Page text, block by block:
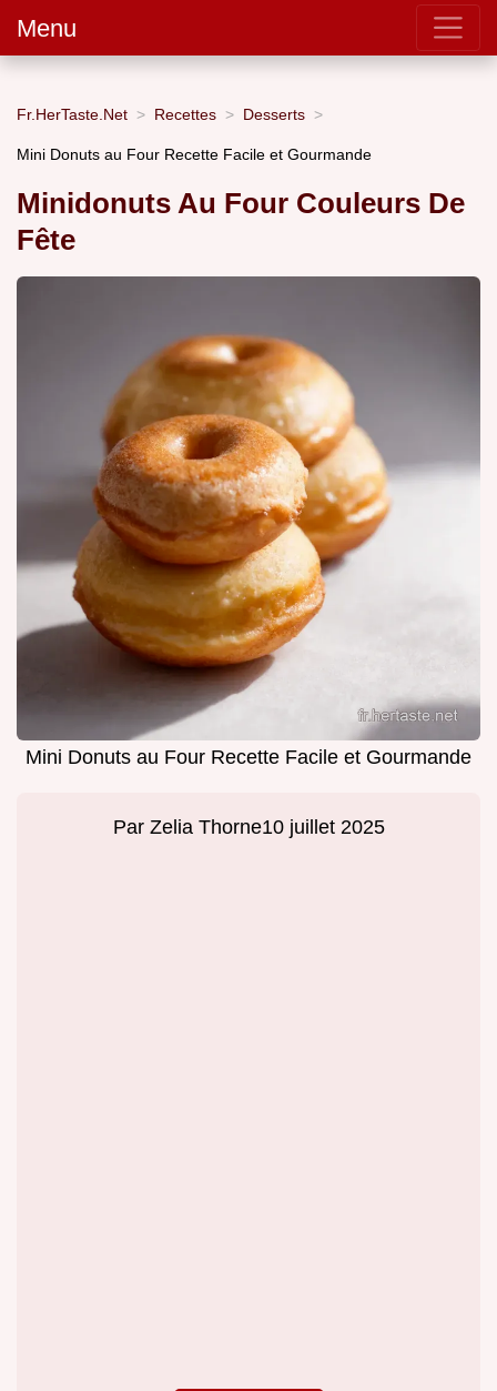
Menu
Fr.HerTaste.Net Recettes Desserts
Mini Donuts au Four Recette Facile et Gourmande
Minidonuts Au Four Couleurs De
Fête
Mini Donuts au Four Recette Facile et Gourmande
Par Zelia Thorne10 juillet 2025